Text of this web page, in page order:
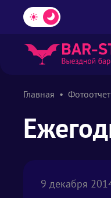
Главная
9 декабря